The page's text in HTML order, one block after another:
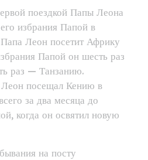
поездкой Папы Леона
избрания Папой в
Леон посетит Африку
Папой он шесть раз
раз — Танзанию.
посещал Кению в
за два месяца до
когда он освятил новую
на посту